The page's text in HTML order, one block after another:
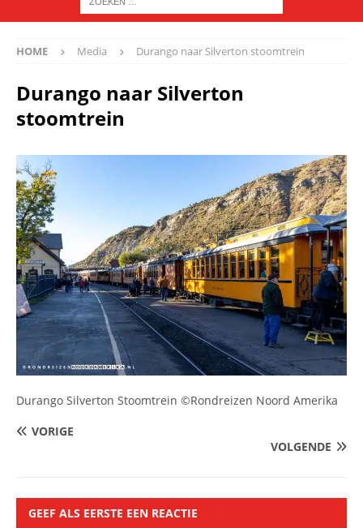
HOME Media Durango naar Silverton stoomtrein
Durango naar Silverton
stoomtrein
Durango Silverton Stoomtrein ©Rondreizen Noord Amerika
VORIGE
VOLGENDE
GEEF ALS EERSTE EEN REACTIE